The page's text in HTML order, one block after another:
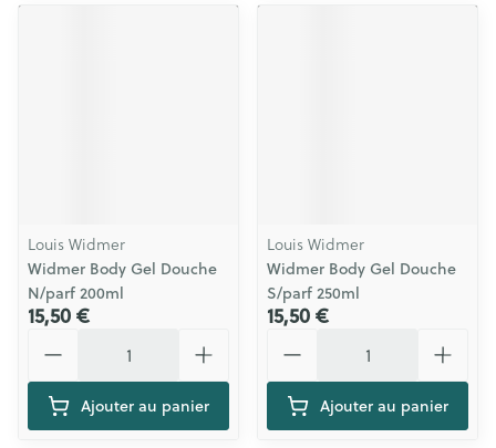
Louis Widmer
Widmer Body Gel Douche
N/parf 200ml
15,50 €
Ajouter au panier
Louis Widmer
Widmer Body Gel Douche
S/parf 250ml
15,50 €
Ajouter au panier